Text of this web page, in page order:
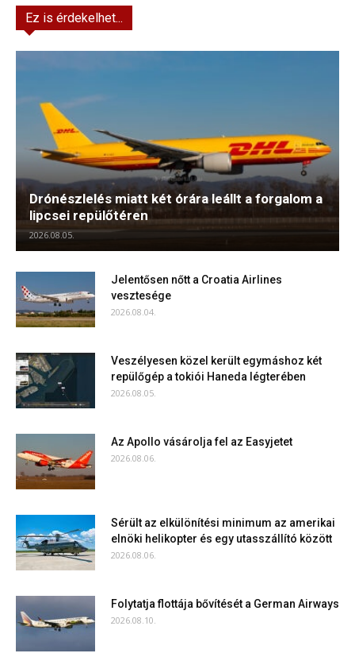
Ez is érdekelhet...
Drónészlelés miatt két órára leállt a forgalom a
lipcsei repülőtéren
2026.08.05.
Jelentősen nőtt a Croatia Airlines
vesztesége
2026.08.04.
Veszélyesen közel került egymáshoz két
repülőgép a tokiói Haneda légterében
2026.08.05.
Az Apollo vásárolja fel az Easyjetet
2026.08.06.
Sérült az elkülönítési minimum az amerikai
elnöki helikopter és egy utasszállító között
2026.08.06.
Folytatja flottája bővítését a German Airways
2026.08.10.